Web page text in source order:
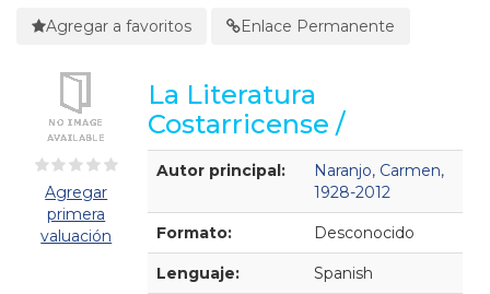
Agregar a favoritos Enlace Permanente
Agregar
primera
valuación
La Literatura
Costarricense /
Detalles Bibliográficos
Autor principal:
Naranjo, Carmen,
1928-2012
Formato: Desconocido
Lenguaje: Spanish